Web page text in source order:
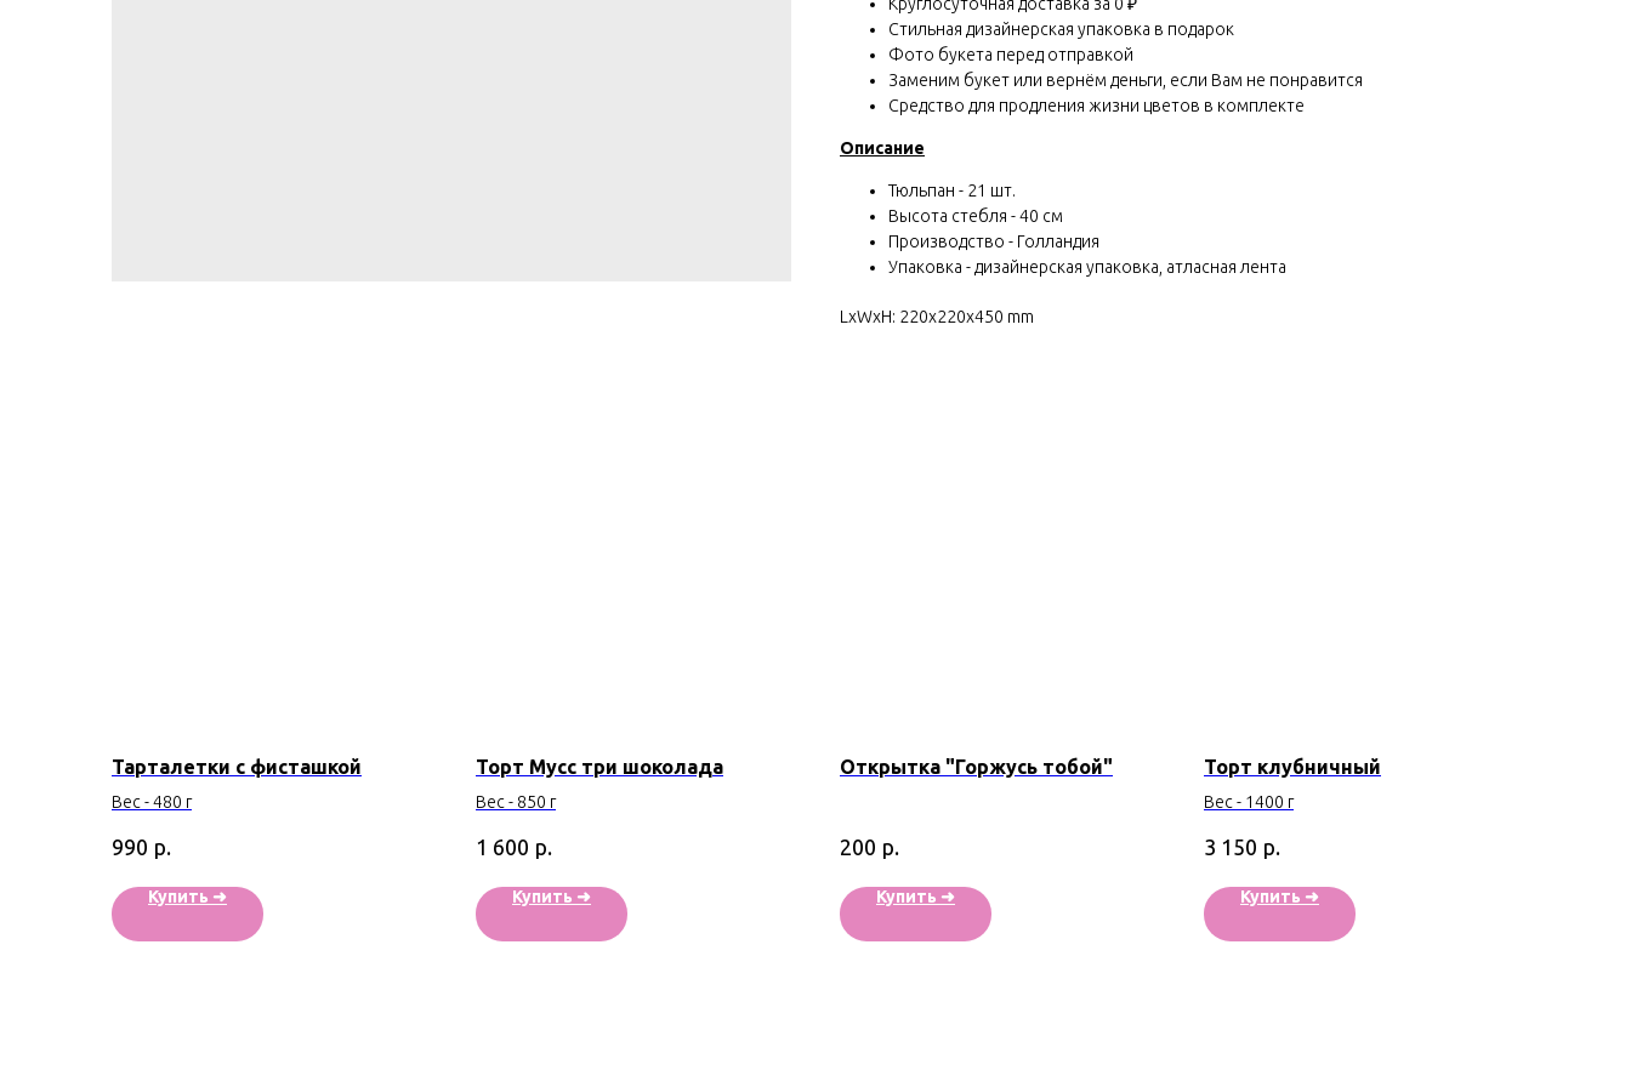
Стильная дизайнерская упаковка в подарок
Фото букета перед отправкой
Заменим букет или вернём деньги, если Вам не понравится
Средство для продления жизни цветов в комплекте
Описание
Тюльпан - 21 шт.
Высота стебля - 40 см
Производство - Голландия
Упаковка - дизайнерская упаковка, атласная лента
LxWxH: 220x220x450 mm
Тарталетки с фисташкой
Вес - 480 г
990 р.
Купить ➜
Торт Мусс три шоколада
Вес - 850 г
1 600 р.
Купить ➜
Открытка "Горжусь тобой"
200 р.
Купить ➜
Торт клубничный
Вес - 1400 г
3 150 р.
Купить ➜